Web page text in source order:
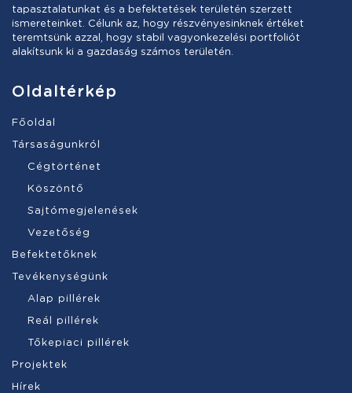
tapasztalatunkat és a befektetések területén szerzett
ismereteinket. Célunk az, hogy részvényesinknek értéket
teremtsünk azzal, hogy stabil vagyonkezelési portfoliót
alakítsunk ki a gazdaság számos területén.
Oldaltérkép
Főoldal
Társaságunkról
Cégtörténet
Köszöntő
Sajtómegjelenések
Vezetőség
Befektetőknek
Tevékenységünk
Alap pillérek
Reál pillérek
Tőkepiaci pillérek
Projektek
Hírek